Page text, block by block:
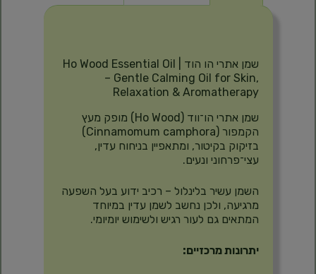
שמן אתרי הו הוד | Ho Wood Essential Oil
– Gentle Calming Oil for Skin,
Relaxation & Aromatherapy
שמן אתרי הו־ווד (Ho Wood) מופק מעץ
הקמפור (Cinnamomum camphora)
בזיקוק בקיטור, ומתאפיין בניחוח עדין,
עצי־פרחוני ונעים.
השמן עשיר בלינלול – רכיב ידוע בעל השפעה
מרגיעה, ולכן נחשב לשמן עדין במיוחד
המתאים גם לעור רגיש ולשימוש יומיומי.
יתרונות מרכזיים: